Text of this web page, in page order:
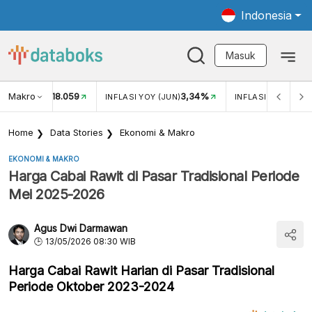
Indonesia
Masuk
Makro
USD/IDR 18.059 INFLASI YOY (JUN)3,34% INFLASI MOM
Home Data Stories Ekonomi & Makro
EKONOMI & MAKRO
Harga Cabai Rawit di Pasar Tradisional Periode
Mei 2025-2026
Agus Dwi Darmawan
13/05/2026 08:30 WIB
Harga Cabai Rawit Harian di Pasar Tradisional
Periode Oktober 2023-2024